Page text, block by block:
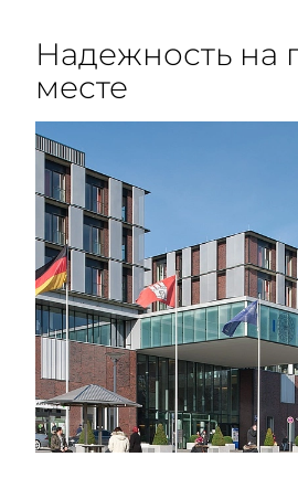
Надежность на
месте